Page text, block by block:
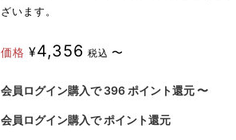
ざいます。
価格 ¥4,356 税込 〜
会員ログイン購入で 396 ポイント還元〜
会員ログイン購入で ポイント還元